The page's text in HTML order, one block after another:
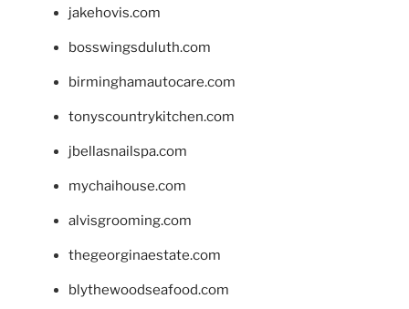
jakehovis.com
bosswingsduluth.com
birminghamautocare.com
tonyscountrykitchen.com
jbellasnailspa.com
mychaihouse.com
alvisgrooming.com
thegeorginaestate.com
blythewoodseafood.com